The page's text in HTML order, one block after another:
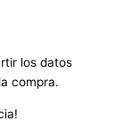
los datos
compra.